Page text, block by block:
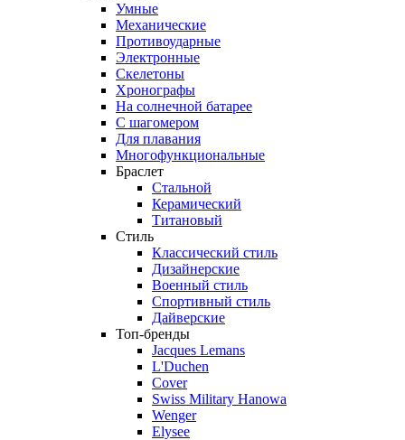
Умные
Механические
Противоударные
Электронные
Скелетоны
Хронографы
На солнечной батарее
С шагомером
Для плавания
Многофункциональные
Браслет
Стальной
Керамический
Титановый
Стиль
Классический стиль
Дизайнерские
Военный стиль
Спортивный стиль
Дайверские
Топ-бренды
Jacques Lemans
L'Duchen
Cover
Swiss Military Hanowa
Wenger
Elysee